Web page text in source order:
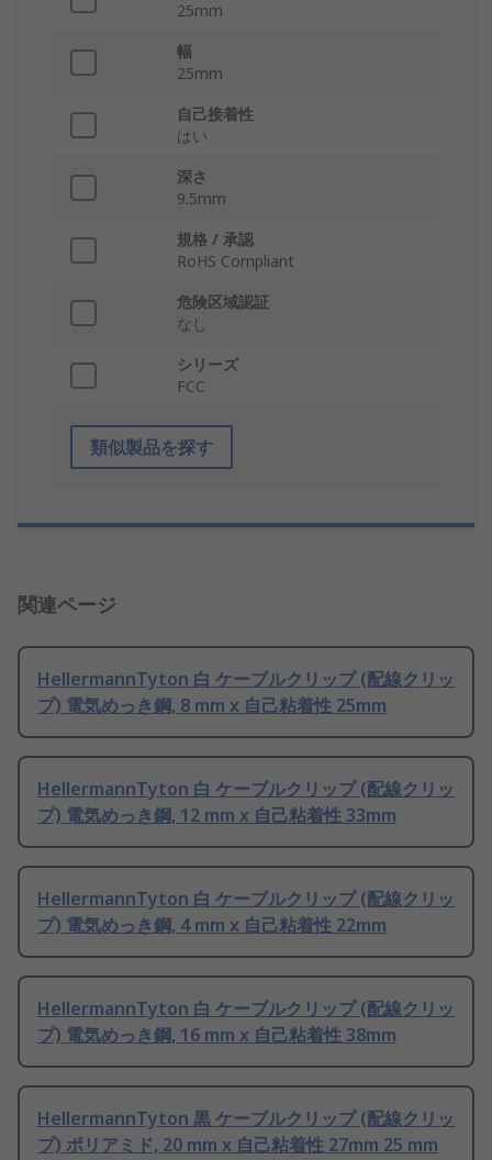
25mm
幅
25mm
自己接着性
はい
深さ
9.5mm
規格 / 承認
RoHS Compliant
危険区域認証
なし
シリーズ
FCC
類似製品を探す
関連ページ
HellermannTyton 白 ケーブルクリップ (配線クリッ
プ) 電気めっき鋼, 8 mm x 自己粘着性 25mm
HellermannTyton 白 ケーブルクリップ (配線クリッ
プ) 電気めっき鋼, 12 mm x 自己粘着性 33mm
HellermannTyton 白 ケーブルクリップ (配線クリッ
プ) 電気めっき鋼, 4 mm x 自己粘着性 22mm
HellermannTyton 白 ケーブルクリップ (配線クリッ
プ) 電気めっき鋼, 16 mm x 自己粘着性 38mm
HellermannTyton 黒 ケーブルクリップ (配線クリッ
プ) ポリアミド, 20 mm x 自己粘着性 27mm 25 mm